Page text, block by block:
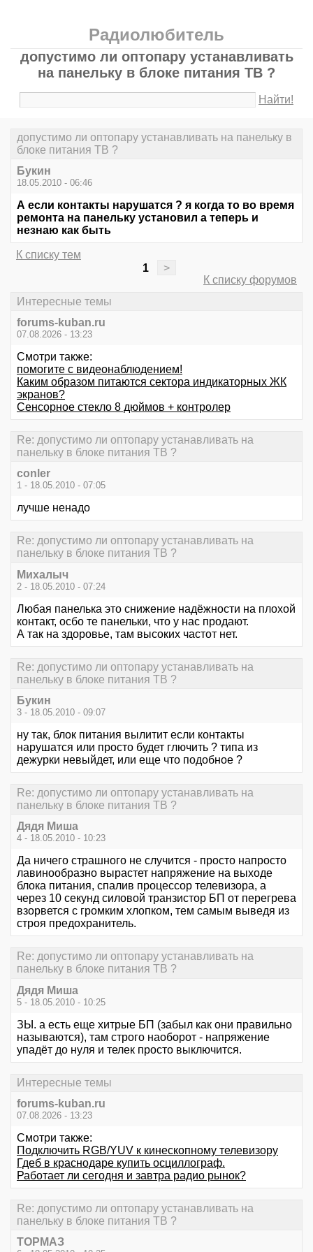
Радиолюбитель
допустимо ли оптопару устанавливать
на панельку в блоке питания ТВ ?
Найти!
допустимо ли оптопару устанавливать на панельку в
блоке питания ТВ ?
Букин
18.05.2010 - 06:46
А если контакты нарушатся ? я когда то во время
ремонта на панельку установил а теперь и
незнаю как быть
К списку тем
1
>
К списку форумов
Интересные темы
forums-kuban.ru
07.08.2026 - 13:23
Смотри также:
помогите с видеонаблюдением!
Каким образом питаются сектора индикаторных ЖК
экранов?
Сенсорное стекло 8 дюймов + контролер
Re: допустимо ли оптопару устанавливать на
панельку в блоке питания ТВ ?
conler
1 - 18.05.2010 - 07:05
лучше ненадо
Re: допустимо ли оптопару устанавливать на
панельку в блоке питания ТВ ?
Михалыч
2 - 18.05.2010 - 07:24
Любая панелька это снижение надёжности на плохой
контакт, осбо те панельки, что у нас продают.
А так на здоровье, там высоких частот нет.
Re: допустимо ли оптопару устанавливать на
панельку в блоке питания ТВ ?
Букин
3 - 18.05.2010 - 09:07
ну так, блок питания вылитит если контакты
нарушатся или просто будет глючить ? типа из
дежурки невыйдет, или еще что подобное ?
Re: допустимо ли оптопару устанавливать на
панельку в блоке питания ТВ ?
Дядя Миша
4 - 18.05.2010 - 10:23
Да ничего страшного не случится - просто напросто
лавинообразно вырастет напряжение на выходе
блока питания, спалив процессор телевизора, а
через 10 секунд силовой транзистор БП от перегрева
взорвется с громким хлопком, тем самым выведя из
строя предохранитель.
Re: допустимо ли оптопару устанавливать на
панельку в блоке питания ТВ ?
Дядя Миша
5 - 18.05.2010 - 10:25
ЗЫ. а есть еще хитрые БП (забыл как они правильно
называются), там строго наоборот - напряжение
упадёт до нуля и телек просто выключится.
Интересные темы
forums-kuban.ru
07.08.2026 - 13:23
Смотри также:
Подключить RGB/YUV к кинескопному телевизору
Гдеб в краснодаре купить осциллограф.
Работает ли сегодня и завтра радио рынок?
Re: допустимо ли оптопару устанавливать на
панельку в блоке питания ТВ ?
ТОРМАЗ